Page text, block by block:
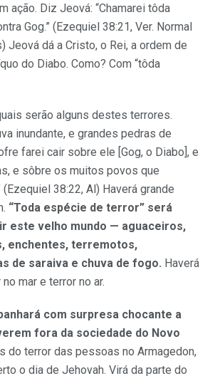
ação. Diz Jeová: “Chamarei tôda
Gog.” (Ezequiel 38:21, Ver. Normal
Jeová dá a Cristo, o Rei, a ordem de
do Diabo. Como? Com “tôda
serão alguns destes terrores.
inundante, e grandes pedras de
farei cair sobre ele [Gog, o Diabo], e
e sôbre os muitos povos que
38:22, Al) Haverá grande
“Toda espécie de terror” será
este velho mundo — aguaceiros,
enchentes, terremotos,
de saraiva e chuva de fogo. Haverá
mar e terror no ar.
com surpresa chocante a
fora da sociedade do Novo
do terror das pessoas no Armagedon,
o dia de Jehovah. Virá da parte do